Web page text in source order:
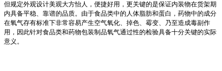
但规定外观设计美观大方怡人，便捷好用，更关键的是保证内装物在货架期
内具备平稳、靠谱的品质。由于食品类中的人体脂肪和蛋白，药物中的成分
在氧气存有标准下非常容易产生空气氧化、掉色、霉变、乃至造成毒副作
用，因此针对食品类和药物包装制品氧气通过性的检验具备十分关键的实际
意义。